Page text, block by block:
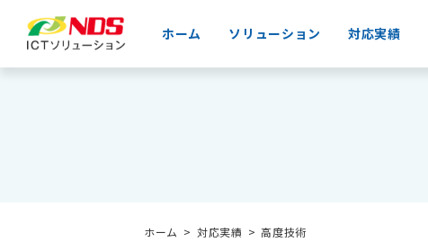
ホーム ソリューション 対応実績
ホーム 対応実績 高度技術